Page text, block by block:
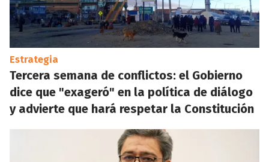
Estrategia
Tercera semana de conflictos: el Gobierno
dice que "exageró" en la política de diálogo
y advierte que hará respetar la Constitución